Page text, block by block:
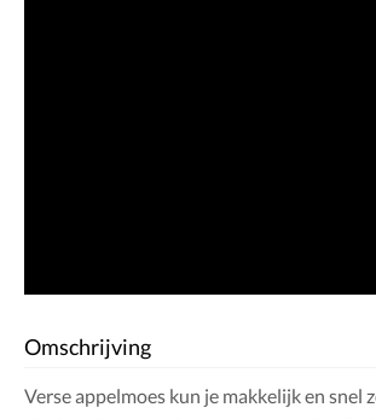
Omschrijving
Verse appelmoes kun je makkelijk en snel